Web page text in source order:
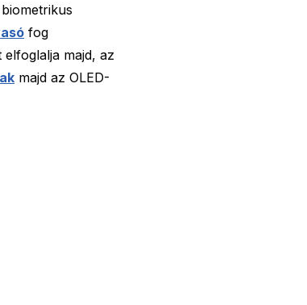
fog
majd, az
majd az OLED-